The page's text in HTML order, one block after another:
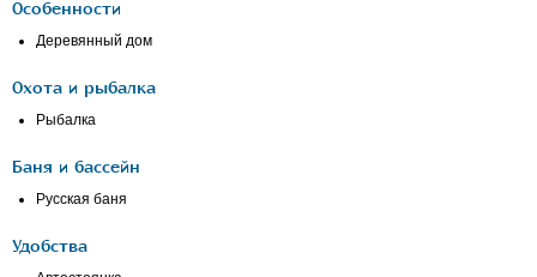
Особенности
Деревянный дом
Охота и рыбалка
Рыбалка
Баня и бассейн
Русская баня
Удобства